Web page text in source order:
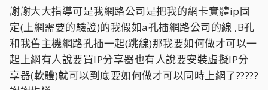
謝謝大大指導可是我網路公司是把我的網卡實體ip固
定(上網需要的驗證)的我假如a孔插網路公司的線 ,B孔
和我舊主機網路孔插一起(跳線)那我要如何做才可以一
起上網有人說要買IP分享器也有人說要安裝虛擬IP分
享器(軟體)就可以到底要如何做才可以同時上網了?????